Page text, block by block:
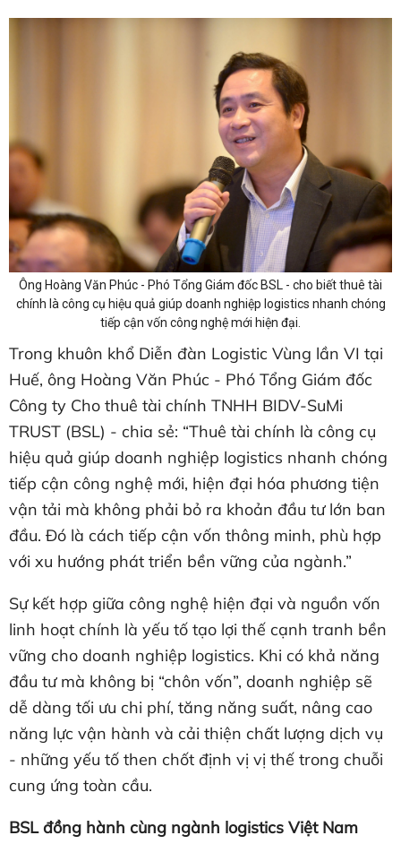
Ông Hoàng Văn Phúc - Phó Tổng Giám đốc BSL - cho biết thuê tài
chính là công cụ hiệu quả giúp doanh nghiệp logistics nhanh chóng
tiếp cận vốn công nghệ mới hiện đại.
Trong khuôn khổ Diễn đàn Logistic Vùng lần VI tại
Huế, ông Hoàng Văn Phúc - Phó Tổng Giám đốc
Công ty Cho thuê tài chính TNHH BIDV-SuMi
TRUST (BSL) - chia sẻ: “Thuê tài chính là công cụ
hiệu quả giúp doanh nghiệp logistics nhanh chóng
tiếp cận công nghệ mới, hiện đại hóa phương tiện
vận tải mà không phải bỏ ra khoản đầu tư lớn ban
đầu. Đó là cách tiếp cận vốn thông minh, phù hợp
với xu hướng phát triển bền vững của ngành.”
Sự kết hợp giữa công nghệ hiện đại và nguồn vốn
linh hoạt chính là yếu tố tạo lợi thế cạnh tranh bền
vững cho doanh nghiệp logistics. Khi có khả năng
đầu tư mà không bị “chôn vốn”, doanh nghiệp sẽ
dễ dàng tối ưu chi phí, tăng năng suất, nâng cao
năng lực vận hành và cải thiện chất lượng dịch vụ
- những yếu tố then chốt định vị vị thế trong chuỗi
cung ứng toàn cầu.
BSL đồng hành cùng ngành logistics Việt Nam